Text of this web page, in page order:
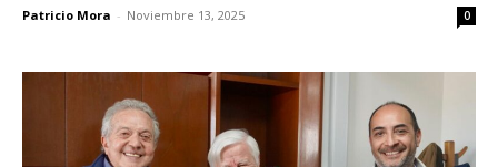
Patricio Mora - Noviembre 13, 2025 0